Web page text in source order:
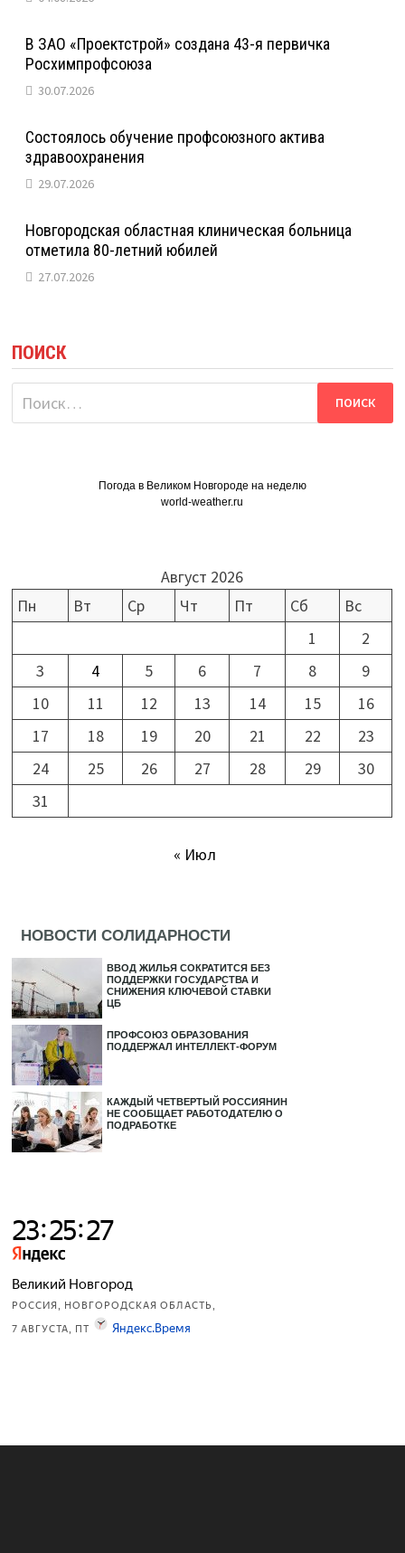
В ЗАО «Проектстрой» создана 43-я первичка
Росхимпрофсоюза
30.07.2026
Состоялось обучение профсоюзного актива
здравоохранения
29.07.2026
Новгородская областная клиническая больница
отметила 80-летний юбилей
27.07.2026
ПОИСК
Найти:
Погода в Великом Новгороде на неделю
world-weather.ru
Август 2026
Пн
Вт Ср Чт Пт Сб
Вс
1
2
3
4 5 6 7 8
9
10
11 12 13 14 15
16
17
18 19 20 21 22
23
24
25 26 27 28 29
30
31
« Июл
НОВОСТИ СОЛИДАРНОСТИ
ВВОД ЖИЛЬЯ СОКРАТИТСЯ БЕЗ
ПОДДЕРЖКИ ГОСУДАРСТВА И
СНИЖЕНИЯ КЛЮЧЕВОЙ СТАВКИ
ЦБ
ПРОФСОЮЗ ОБРАЗОВАНИЯ
ПОДДЕРЖАЛ ИНТЕЛЛЕКТ-ФОРУМ
КАЖДЫЙ ЧЕТВЕРТЫЙ РОССИЯНИН
НЕ СООБЩАЕТ РАБОТОДАТЕЛЮ О
ПОДРАБОТКЕ